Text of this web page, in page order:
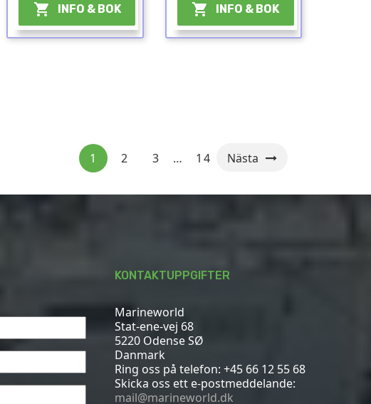
 INFO & BOK  INFO & BOK
1 2 3 … 14 Nästa
KONTAKTUPPGIFTER
Marineworld
Stat-ene-vej 68
5220 Odense SØ
Danmark
Ring oss på telefon: +45 66 12 55 68
Skicka oss ett e-postmeddelande:
mail@marineworld.dk